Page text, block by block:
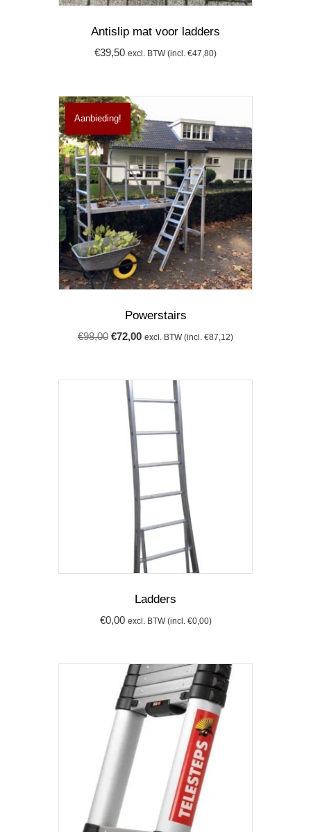
Antislip mat voor ladders
€39,50 excl. BTW (incl. €47,80)
Aanbieding!
Powerstairs
€98,00 Oorspronkelijke
€98,00.
€72,00Huidige
€72,00.
excl. BTW (incl. €87,12)
Ladders
€0,00 excl. BTW (incl. €0,00)